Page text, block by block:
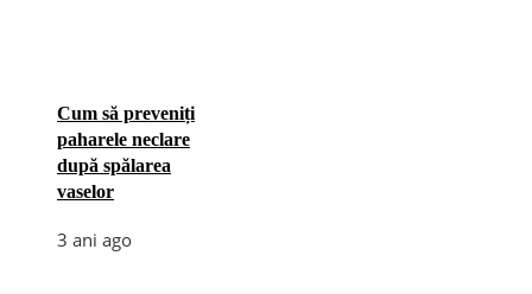
Cum să preveniți
paharele neclare
după spălarea
vaselor
3 ani ago